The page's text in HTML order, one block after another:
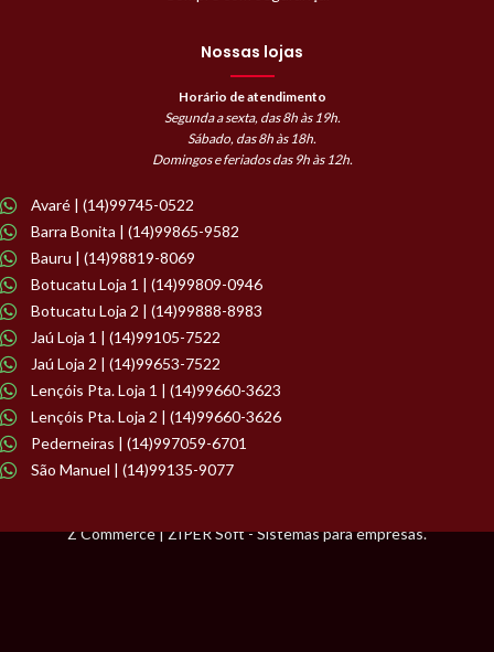
Nossas lojas
Horário de atendimento
Segunda a sexta, das 8h às 19h.
Sábado, das 8h às 18h.
Domingos e feriados das 9h às 12h.
Avaré | (14)99745-0522
Barra Bonita | (14)99865-9582
Bauru | (14)98819-8069
Botucatu Loja 1 | (14)99809-0946
Botucatu Loja 2 | (14)99888-8983
Jaú Loja 1 | (14)99105-7522
Jaú Loja 2 | (14)99653-7522
Lençóis Pta. Loja 1 | (14)99660-3623
Lençóis Pta. Loja 2 | (14)99660-3626
Pederneiras | (14)997059-6701
São Manuel | (14)99135-9077
Z Commerce | ZIPER Soft - Sistemas para empresas.